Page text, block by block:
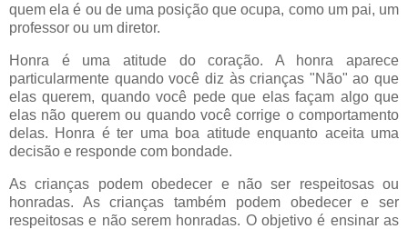
quem ela é ou de uma posição que ocupa, como um pai, um
professor ou um diretor.
Honra é uma atitude do coração. A honra aparece
particularmente quando você diz às crianças "Não" ao que
elas querem, quando você pede que elas façam algo que
elas não querem ou quando você corrige o comportamento
delas. Honra é ter uma boa atitude enquanto aceita uma
decisão e responde com bondade.
As crianças podem obedecer e não ser respeitosas ou
honradas. As crianças também podem obedecer e ser
respeitosas e não serem honradas. O objetivo é ensinar as